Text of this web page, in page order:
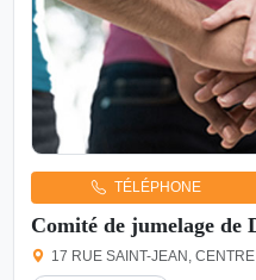
TÉLÉPHONE
Comité de jumelage de
17 RUE SAINT-JEAN,